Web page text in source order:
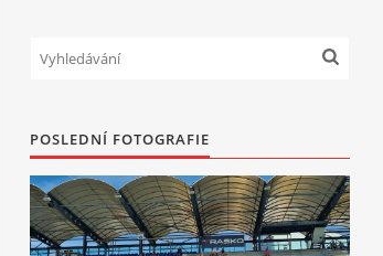
POSLEDNÍ FOTOGRAFIE